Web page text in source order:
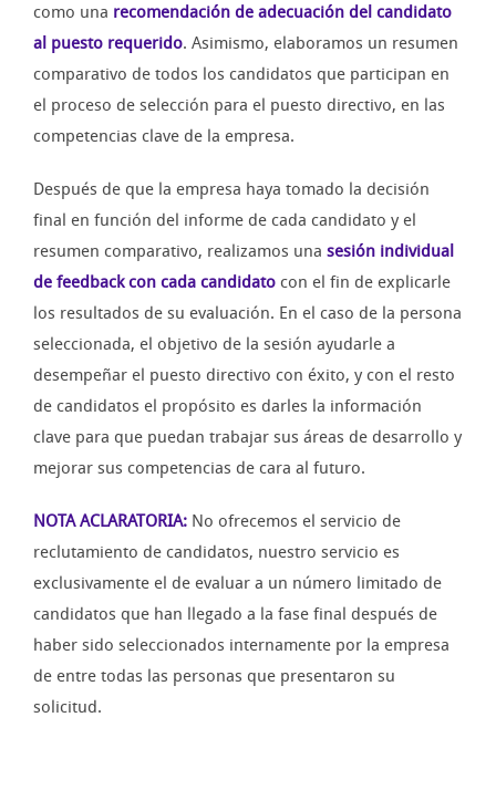
como una recomendación de adecuación del candidato
al puesto requerido. Asimismo, elaboramos un resumen
comparativo de todos los candidatos que participan en
el proceso de selección para el puesto directivo, en las
competencias clave de la empresa.
Después de que la empresa haya tomado la decisión
final en función del informe de cada candidato y el
resumen comparativo, realizamos una sesión individual
de feedback con cada candidato con el fin de explicarle
los resultados de su evaluación. En el caso de la persona
seleccionada, el objetivo de la sesión ayudarle a
desempeñar el puesto directivo con éxito, y con el resto
de candidatos el propósito es darles la información
clave para que puedan trabajar sus áreas de desarrollo y
mejorar sus competencias de cara al futuro.
NOTA ACLARATORIA: No ofrecemos el servicio de
reclutamiento de candidatos, nuestro servicio es
exclusivamente el de evaluar a un número limitado de
candidatos que han llegado a la fase final después de
haber sido seleccionados internamente por la empresa
de entre todas las personas que presentaron su
solicitud.